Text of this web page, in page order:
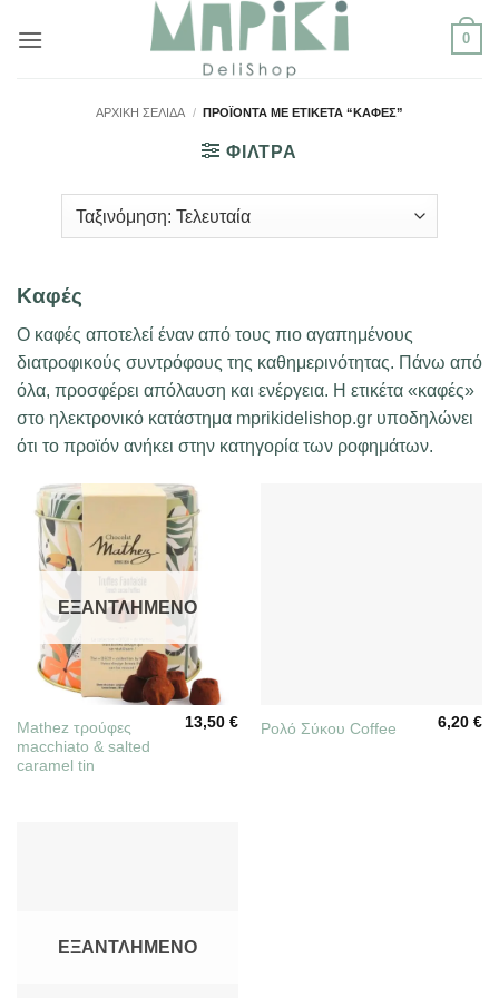
στο
0
ΑΡΧΙΚΉ ΣΕΛΊΔΑ / ΠΡΟΪΌΝΤΑ ΜΕ ΕΤΙΚΈΤΑ “ΚΑΦΈΣ”
ΦΙΛΤΡΑ
Kαφές
Ο καφές αποτελεί έναν από τους πιο αγαπημένους
διατροφικούς συντρόφους της καθημερινότητας. Πάνω από
όλα, προσφέρει απόλαυση και ενέργεια. Η ετικέτα «καφές»
στο ηλεκτρονικό κατάστημα mprikidelishop.gr υποδηλώνει
ότι το προϊόν ανήκει στην κατηγορία των ροφημάτων.
ΕΞΑΝΤΛΗΜΈΝΟ
Mathez τρούφες
macchiato & salted
caramel tin
13,50€ Ρολό Σύκου Coffee 6,20€
ΕΞΑΝΤΛΗΜΈΝΟ